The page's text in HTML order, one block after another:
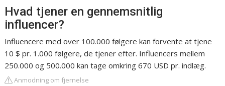
Hvad tjener en gennemsnitlig
influencer?
Influencere med over 100.000 følgere kan forvente at tjene
10 $ pr. 1.000 følgere, de tjener efter. Influencers mellem
250.000 og 500.000 kan tage omkring 670 USD pr. indlæg.
Anmodning om fjernelse